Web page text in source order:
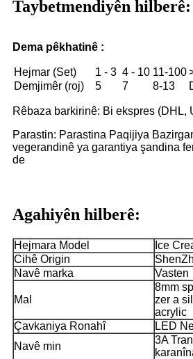
Taybetmendiyên hilberê:
Dema pêkhatinê :
Hejmar (Set) 1 - 3 4 - 10 11-100
Demjimêr (roj)
5 7 8-13
Rêbaza barkirinê: Bi ekspres (DHL,
Parastin: Parastina Paqijiya
vegerandinê ya garantiya şandina
de
Agahiyên hilberê:
Hejmara Model
Ice
Cihê Origin
Navê marka
Vasten
Mal
8mm
zer a
acrylic
Çavkaniya Ronahî
LED
Navê min
3A